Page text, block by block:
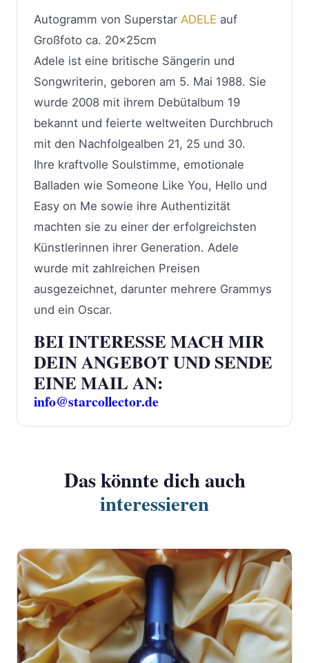
Autogramm von Superstar ADELE auf
Großfoto ca. 20x25cm
Adele ist eine britische Sängerin und
Songwriterin, geboren am 5. Mai 1988. Sie
wurde 2008 mit ihrem Debütalbum 19
bekannt und feierte weltweiten Durchbruch
mit den Nachfolgealben 21, 25 und 30.
Ihre kraftvolle Soulstimme, emotionale
Balladen wie Someone Like You, Hello und
Easy on Me sowie ihre Authentizität
machten sie zu einer der erfolgreichsten
Künstlerinnen ihrer Generation. Adele
wurde mit zahlreichen Preisen
ausgezeichnet, darunter mehrere Grammys
und ein Oscar.
BEI INTERESSE MACH MIR
DEIN ANGEBOT UND SENDE
EINE MAIL AN:
info@starcollector.de
Das könnte dich auch
interessieren